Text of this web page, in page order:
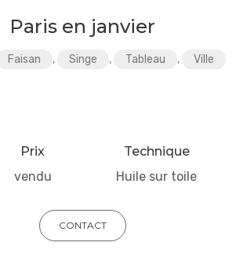
Paris en janvier
Faisan , Singe , Tableau , Ville
Prix
vendu
Technique
Huile sur toile
CONTACT